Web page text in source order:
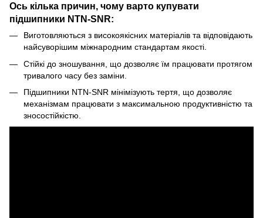
Ось кілька причин, чому варто купувати
підшипники NTN-SNR:
Виготовляються з високоякісних матеріалів та відповідають
найсуворішим міжнародним стандартам якості.
Стійкі до зношування, що дозволяє їм працювати протягом
тривалого часу без заміни.
Підшипники NTN-SNR мінімізують тертя, що дозволяє
механізмам працювати з максимальною продуктивністю та
зносостійкістю.